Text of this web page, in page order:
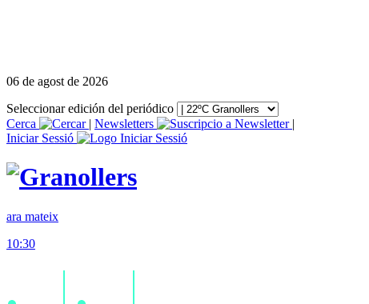
06 de agost de 2026
Seleccionar edición del periódico
Cerca
| Newsletters
|
Iniciar Sessió
ara mateix
10:30